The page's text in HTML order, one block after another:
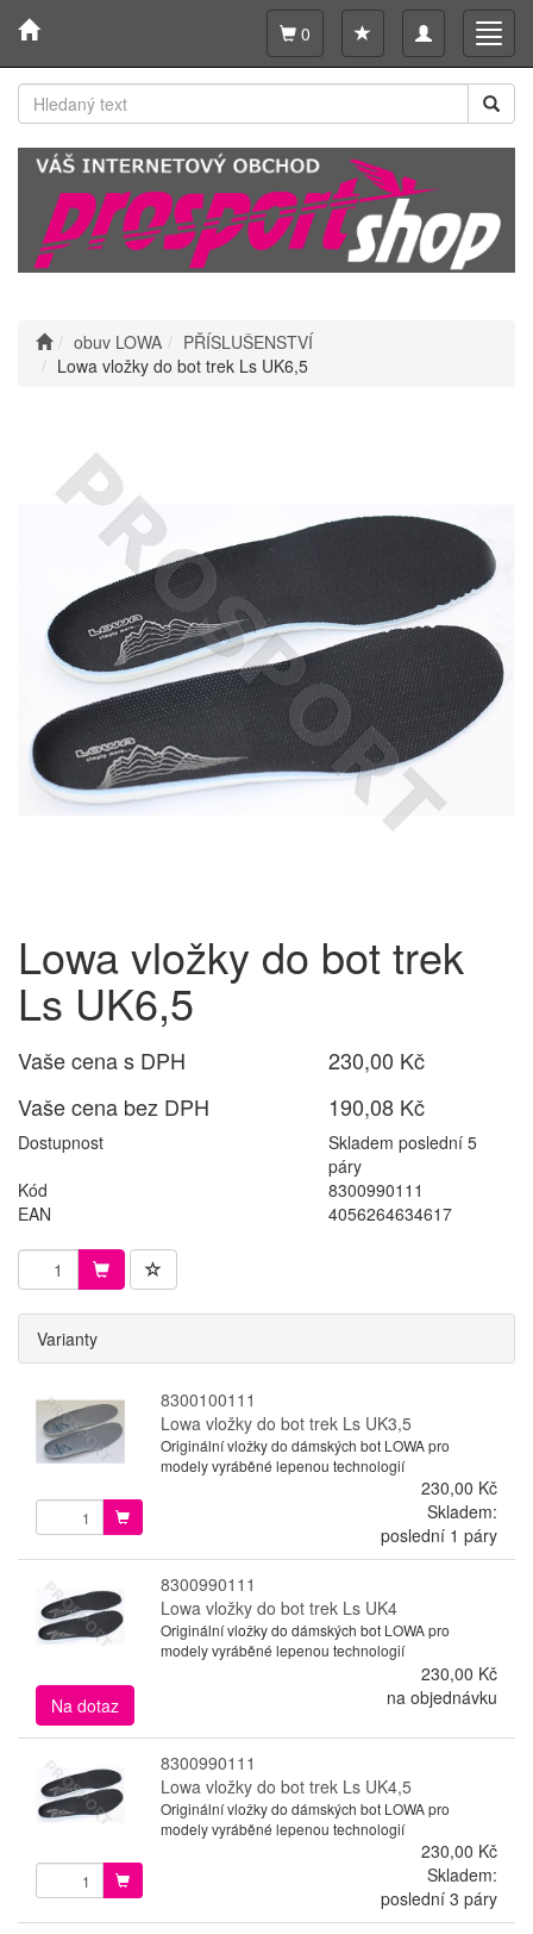
Toggle
navigation
0
obuv LOWA
PŘÍSLUŠENSTVÍ
Lowa vložky do bot trek Ls UK6,5
Lowa vložky do bot trek
Ls UK6,5
Vaše cena s DPH
230,00 Kč
Vaše cena bez DPH
190,08 Kč
Dostupnost
Skladem poslední 5
páry
Kód
8300990111
EAN
4056264634617
Varianty
8300100111
Lowa vložky do bot trek Ls UK3,5
Originální vložky do dámských bot LOWA pro
modely vyráběné lepenou technologií
230,00 Kč
Skladem:
poslední 1 páry
8300990111
Lowa vložky do bot trek Ls UK4
Originální vložky do dámských bot LOWA pro
modely vyráběné lepenou technologií
230,00 Kč
Na dotaz
na objednávku
8300990111
Lowa vložky do bot trek Ls UK4,5
Originální vložky do dámských bot LOWA pro
modely vyráběné lepenou technologií
230,00 Kč
Skladem:
poslední 3 páry